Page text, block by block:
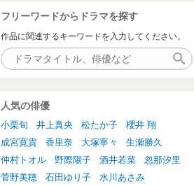
フリーワードからドラマを探す
作品に関連するキーワードを入力してください。
人気の俳優
小栗旬 井上真央 松たか子
櫻井 翔
成宮寛貴
香里奈 大塚寧々
生瀬勝久
仲村トオル
野際陽子 酒井若菜
忽那汐里
菅野美穂
石田ゆり子
水川あさみ